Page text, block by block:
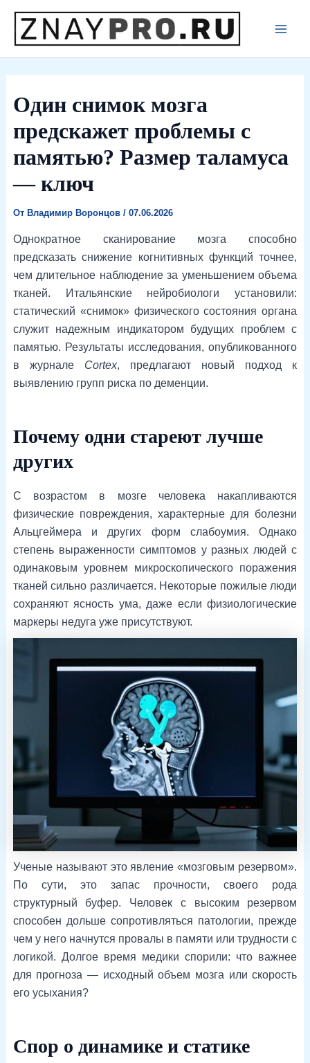
содержимому
Один снимок мозга
предскажет проблемы с
памятью? Размер таламуса
— ключ
От Владимир Воронцов / 07.06.2026
Однократное сканирование мозга способно
предсказать снижение когнитивных функций точнее,
чем длительное наблюдение за уменьшением объема
тканей. Итальянские нейробиологи установили:
статический «снимок» физического состояния органа
служит надежным индикатором будущих проблем с
памятью. Результаты исследования, опубликованного
в журнале Cortex, предлагают новый подход к
выявлению групп риска по деменции.
Почему одни стареют лучше
других
С возрастом в мозге человека накапливаются
физические повреждения, характерные для болезни
Альцгеймера и других форм слабоумия. Однако
степень выраженности симптомов у разных людей с
одинаковым уровнем микроскопического поражения
тканей сильно различается. Некоторые пожилые люди
сохраняют ясность ума, даже если физиологические
маркеры недуга уже присутствуют.
Ученые называют это явление «мозговым резервом».
По сути, это запас прочности, своего рода
структурный буфер. Человек с высоким резервом
способен дольше сопротивляться патологии, прежде
чем у него начнутся провалы в памяти или трудности с
логикой. Долгое время медики спорили: что важнее
для прогноза — исходный объем мозга или скорость
его усыхания?
Спор о динамике и статике